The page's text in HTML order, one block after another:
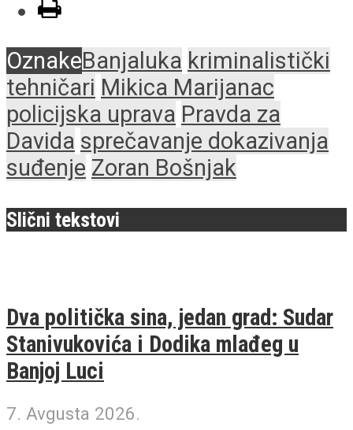
OznakeBanjaluka kriminalistički
tehničari Mikica Marijanac
policijska uprava Pravda za
Davida sprečavanje dokazivanja
suđenje Zoran Bošnjak
Slični tekstovi
Dva politička sina, jedan grad: Sudar
Stanivukovića i Dodika mlađeg u
Banjoj Luci
7. Avgusta 2026.